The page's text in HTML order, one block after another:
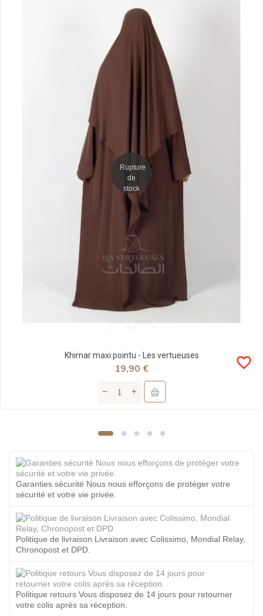
Rupture
de
stock
Khimar maxi pointu - Les vertueuses favorite_border
19,90 €
Garanties sécurité Nous nous efforçons de protéger votre
sécurité et votre vie privée.
Politique de livraison Livraison avec Colissimo, Mondial Relay,
Chronopost et DPD.
Politique retours Vous disposez de 14 jours pour retourner
votre colis après sa réception.